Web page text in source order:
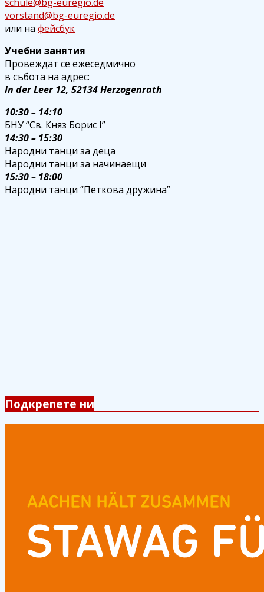
vorstand@bg-euregio.de
или на фейсбук
Учебни занятия
Провеждат се ежеседмично
в събота на адрес:
In der Leer 12, 52134 Herzogenrath
10:30 – 14:10
БНУ “Св. Княз Борис I”
14:30 – 15:30
Народни танци за деца
Народни танци за начинаещи
15:30 – 18:00
Народни танци “Петкова дружина”
Подкрепете ни